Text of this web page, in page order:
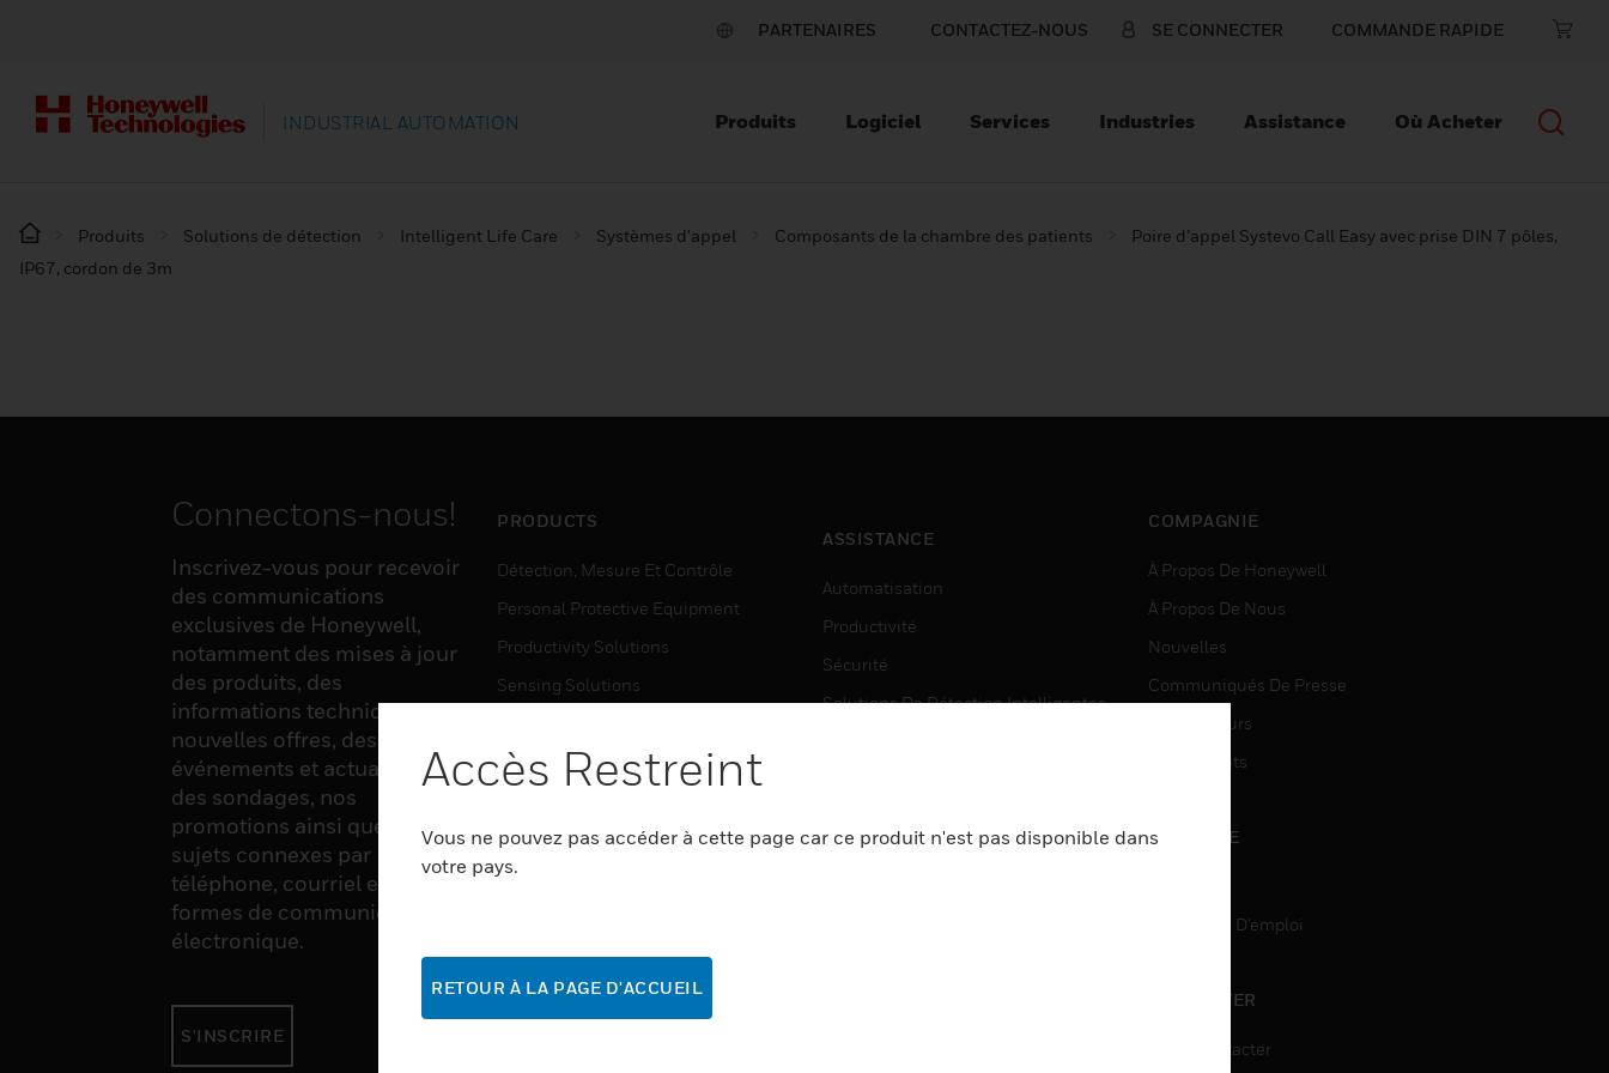
PARTENAIRES CONTACTEZ-NOUS SE CONNECTER COMMANDE RAPIDE
INDUSTRIAL AUTOMATION Produits Logiciel Services Industries Assistance Où Acheter
Produits Solutions de détection Intelligent Life Care Systèmes d'appel Composants de la chambre des patients
Poire d’appel Systevo Call Easy avec prise DIN 7 pôles,
IP67, cordon de 3m
Connectons-nous!
Inscrivez-vous pour recevoir
des communications
exclusives de Honeywell,
notamment des mises à jour
des produits, des
informations techniques, de
nouvelles offres, des
événements et actualités,
des sondages, nos
promotions ainsi que divers
sujets connexes par
téléphone, courriel et autres
formes de communication
électronique.
S'INSCRIRE
PRODUCTS
Détection, Mesure Et Contrôle
Personal Protective Equipment
Productivity Solutions
Sensing Solutions
Automatisation
SERVICES
ASSISTANCE
Automatisation
Productivité
Sécurité
Solutions De Détection Intelligentes
Automatisation
COMPAGNIE
À Propos De Honeywell
À Propos De Nous
Nouvelles
Communiqués De Presse
Investisseurs
Événements
CARRIÈRE
Recherche D'emploi
CONTACTER
Nous Contacter
Accès Restreint
Vous ne pouvez pas accéder à cette page car ce produit n'est pas disponible dans
votre pays.
RETOUR À LA PAGE D'ACCUEIL